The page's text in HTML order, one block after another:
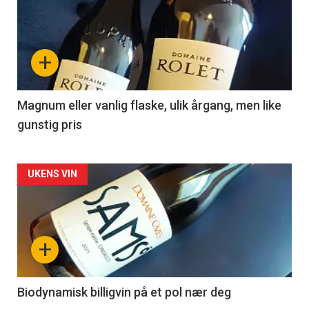
akkurat
nå
3
+
Magnum eller vanlig flaske, ulik årgang, men like
gunstig pris
Forsiden
akkurat
nå
4
+
UKENS VIN
Biodynamisk billigvin på et pol nær deg